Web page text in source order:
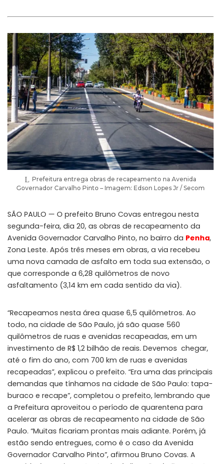
Prefeitura entrega obras de recapeamento na Avenida
Governador Carvalho Pinto – Imagem: Edson Lopes Jr / Secom
SÃO PAULO — O prefeito Bruno Covas entregou nesta
segunda-feira, dia 20, as obras de recapeamento da
Avenida Governador Carvalho Pinto, no bairro da Penha,
Zona Leste. Após três meses em obras, a via recebeu
uma nova camada de asfalto em toda sua extensão, o
que corresponde a 6,28 quilômetros de novo
asfaltamento (3,14 km em cada sentido da via).
“Recapeamos nesta área quase 6,5 quilômetros. Ao
todo, na cidade de São Paulo, já são quase 560
quilômetros de ruas e avenidas recapeadas, em um
investimento de R$ 1,2 bilhão de reais. Devemos chegar,
até o fim do ano, com 700 km de ruas e avenidas
recapeadas”, explicou o prefeito. “Era uma das principais
demandas que tínhamos na cidade de São Paulo: tapa-
buraco e recape”, completou o prefeito, lembrando que
a Prefeitura aproveitou o período de quarentena para
acelerar as obras de recapeamento na cidade de São
Paulo. “Muitas ficariam prontas mais adiante. Porém, já
estão sendo entregues, como é o caso da Avenida
Governador Carvalho Pinto”, afirmou Bruno Covas. A